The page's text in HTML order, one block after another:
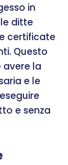
in
ditte
certificate
Questo
avere la
e le
e senza